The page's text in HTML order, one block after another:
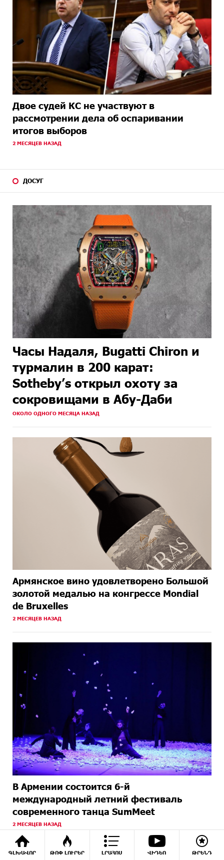
ԳԼԽԱՎՈՐ ԹՈՓ ԼՈՒՐԵՐ ԼՐԱՀՈՍ ՎԻԴԵՈ ԹՐԵՆԴ
Двое судей КС не участвуют в
рассмотрении дела об оспаривании
итогов выборов
2 МЕСЯЦЕВ НАЗАД
ДОСУГ
Часы Надаля, Bugatti Chiron и
турмалин в 200 карат:
Sotheby’s открыл охоту за
сокровищами в Абу-Даби
ОКОЛО ОДНОГО МЕСЯЦА НАЗАД
Армянское вино удовлетворено Большой
золотой медалью на конгрессе Mondial
de Bruxelles
2 МЕСЯЦЕВ НАЗАД
В Армении состоится 6-й
международный летний фестиваль
современного танца SumMeet
2 МЕСЯЦЕВ НАЗАД